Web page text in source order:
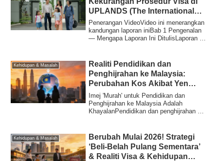
UPLANDS (The International
School of Penang)
Penerangan VideoVideo ini menerangkan
kandungan laporan iniBab 1 Pengenalan
— Mengapa Laporan Ini DitulisLaporan ini
Kehidupan & Masalah
Realiti Pendidikan dan
Penghijrahan ke Malaysia:
Perubahan Kos Akibat Yen
Lemah dan Situasi Sebenar
Keluarga Kaya Yang
Pertimbangkan Berpindah
Imej 'Murah' untuk Pendidikan dan
Penghijrahan ke Malaysia Adalah
KhayalanPendidikan dan penghijrahan ke
Kehidupan & Masalah
Berubah Mulai 2026! Strategi
‘Beli-Belah Pulang Sementara’
& Realiti Visa & Kehidupan